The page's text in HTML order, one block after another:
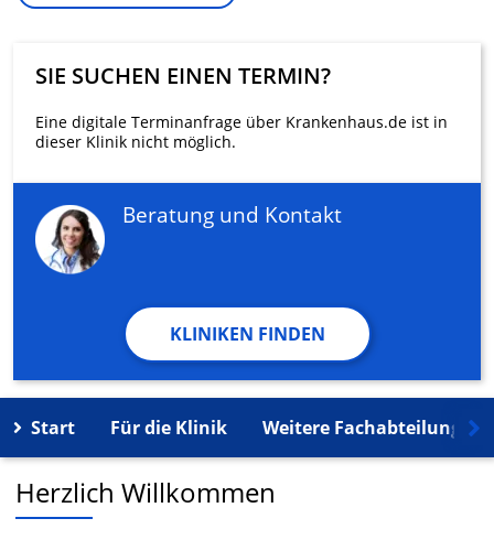
SIE SUCHEN EINEN TERMIN?
Eine digitale Terminanfrage über Krankenhaus.de ist in
dieser Klinik nicht möglich.
Beratung und Kontakt
KLINIKEN FINDEN
Start Für die Klinik Weitere Fachabteilungen
Herzlich Willkommen